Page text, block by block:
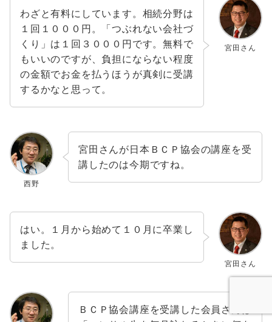
宮田さん
わざと有料にしています。相続分野は
１回１０００円。「つぶれない会社づ
くり」は１回３０００円です。無料で
もいいのですが、負担にならない程度
の金額でお金を払うほうが真剣に受講
するかなと思って。
西野
宮田さんが日本ＢＣＰ協会の講座を受
講したのは今期ですね。
宮田さん
はい。１月から始めて１０月に卒業し
ました。
ＢＣＰ協会講座を受講した会員さんは